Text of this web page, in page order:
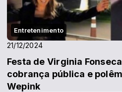
Entretenimento
21/12/2024
Festa de Virginia
cobrança pública e
Wepink